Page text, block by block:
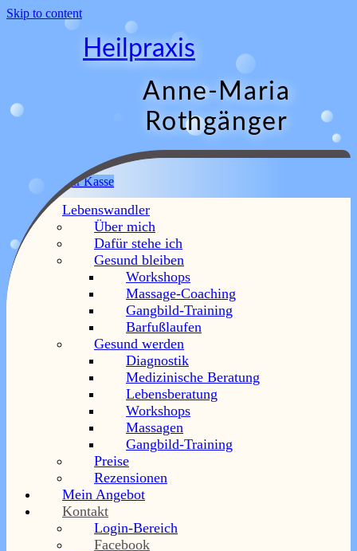
Skip to content
Heilpraxis
Anne-Maria
Rothgänger
Warenkorb Zur Kasse
Lebenswandler
Über mich
Dafür stehe ich
Gesund bleiben
Workshops
Massage-Coaching
Gangbild-Training
Barfußlaufen
Gesund werden
Diagnostik
Medizinische Beratung
Lebensberatung
Workshops
Massagen
Gangbild-Training
Preise
Rezensionen
Mein Angebot
Kontakt
Login-Bereich
Facebook
Facebook